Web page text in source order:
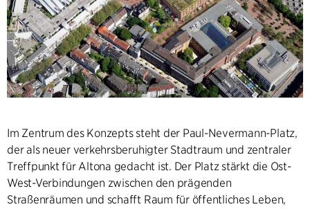
Im Zentrum des Konzepts steht der Paul-Nevermann-Platz,
der als neuer verkehrsberuhigter Stadtraum und zentraler
Treffpunkt für Altona gedacht ist. Der Platz stärkt die Ost-
West-Verbindungen zwischen den prägenden
Straßenräumen und schafft Raum für öffentliches Leben,